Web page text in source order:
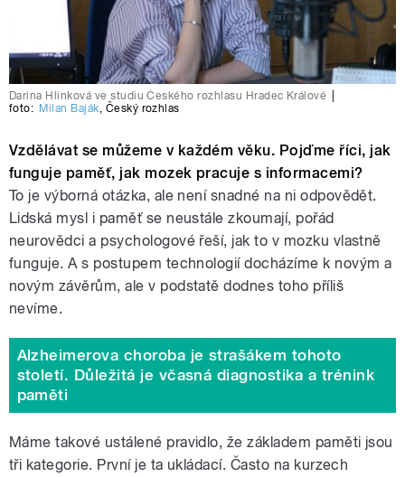
Darina Hlinková ve studiu Českého rozhlasu Hradec Králové
foto: Milan Baják, Český rozhlas
Vzdělávat se můžeme v každém věku. Pojďme říci, jak
funguje paměť, jak mozek pracuje s informacemi?
To je výborná otázka, ale není snadné na ni odpovědět.
Lidská mysl i paměť se neustále zkoumají, pořád
neurovědci a psychologové řeší, jak to v mozku vlastně
funguje. A s postupem technologií docházíme k novým a
novým závěrům, ale v podstatě dodnes toho příliš
nevíme.
Alzheimerova choroba je strašákem tohoto
století. Důležitá je včasná diagnostika a trénink
paměti
Máme takové ustálené pravidlo, že základem paměti jsou
tři kategorie. První je ta ukládací. Často na kurzech